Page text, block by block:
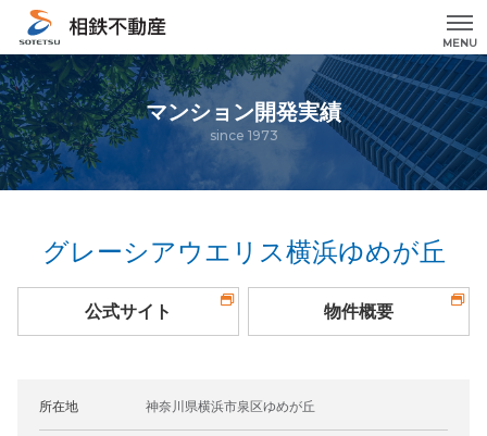
MENU
マンション開発実績
since 1973
グレーシアウエリス横浜ゆめが丘
公式サイト 物件概要
所在地 神奈川県横浜市泉区ゆめが丘